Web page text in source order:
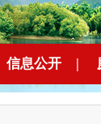
信息公开 |